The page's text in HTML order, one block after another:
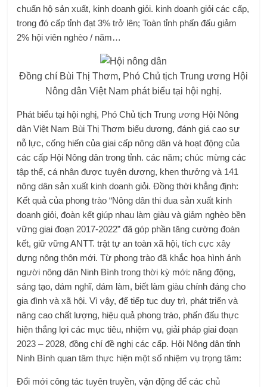
chuẩn hộ sản xuất, kinh doanh giỏi. kinh doanh giỏi các cấp,
trong đó cấp tỉnh đạt 3% trở lên; Toàn tỉnh phấn đấu giảm
2% hội viên nghèo / năm…
Đồng chí Bùi Thị Thơm, Phó Chủ tịch Trung ương Hội
Nông dân Việt Nam phát biểu tại hội nghị.
Phát biểu tại hội nghị, Phó Chủ tịch Trung ương Hội Nông
dân Việt Nam Bùi Thị Thơm biểu dương, đánh giá cao sự
nỗ lực, cống hiến của giai cấp nông dân và hoạt động của
các cấp Hội Nông dân trong tỉnh. các năm; chúc mừng các
tập thể, cá nhân được tuyên dương, khen thưởng và 141
nông dân sản xuất kinh doanh giỏi. Đồng thời khẳng định:
Kết quả của phong trào “Nông dân thi đua sản xuất kinh
doanh giỏi, đoàn kết giúp nhau làm giàu và giảm nghèo bền
vững giai đoạn 2017-2022” đã góp phần tăng cường đoàn
kết, giữ vững ANTT. trật tự an toàn xã hội, tích cực xây
dựng nông thôn mới. Từ phong trào đã khắc họa hình ảnh
người nông dân Ninh Bình trong thời kỳ mới: năng động,
sáng tạo, dám nghĩ, dám làm, biết làm giàu chính đáng cho
gia đình và xã hội. Vì vậy, để tiếp tục duy trì, phát triển và
nâng cao chất lượng, hiệu quả phong trào, phấn đấu thực
hiện thắng lợi các mục tiêu, nhiệm vụ, giải pháp giai đoạn
2023 – 2028, đồng chí đề nghị các cấp. Hội Nông dân tỉnh
Ninh Bình quan tâm thực hiện một số nhiệm vụ trọng tâm:
Đổi mới công tác tuyên truyền, vận động để các chủ